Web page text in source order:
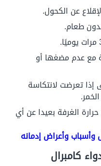
عن الكحول.
طعام.
مع عدم مضغها أو
إذا تعرضت لانتكاسة
الغرفة بعيدا عن أي
وأعراض إدمانه
كامبرال